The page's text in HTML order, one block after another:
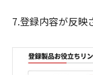
7.登録内容が反映